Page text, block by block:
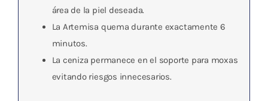
área de la piel deseada.
La Artemisa quema durante exactamente 6
minutos.
La ceniza permanece en el soporte para moxas
evitando riesgos innecesarios.